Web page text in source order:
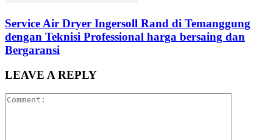
Service Air Dryer Ingersoll Rand di Temanggung
dengan Teknisi Professional harga bersaing dan
Bergaransi
LEAVE A REPLY